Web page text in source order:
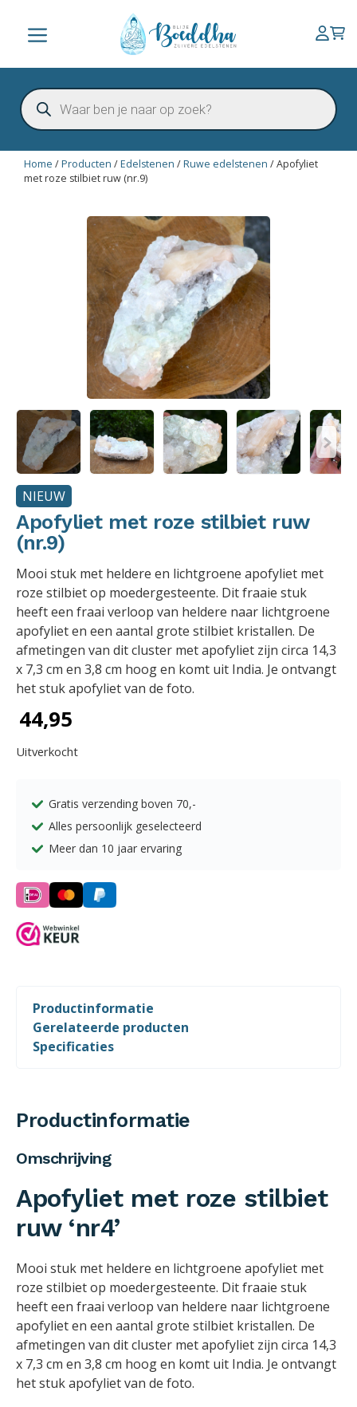
inhoud
Menu
Producten
zoeken
Home /Producten /Edelstenen /Ruwe edelstenen /Apofyliet
met roze stilbiet ruw (nr.9)
NIEUW
Apofyliet met roze stilbiet ruw
(nr.9)
Mooi stuk met heldere en lichtgroene apofyliet met
roze stilbiet op moedergesteente. Dit fraaie stuk
heeft een fraai verloop van heldere naar lichtgroene
apofyliet en een aantal grote stilbiet kristallen. De
afmetingen van dit cluster met apofyliet zijn circa 14,3
x 7,3 cm en 3,8 cm hoog en komt uit India. Je ontvangt
het stuk apofyliet van de foto.
44,95
Uitverkocht
Gratis verzending boven 70,-
Alles persoonlijk geselecteerd
Meer dan 10 jaar ervaring
Productinformatie
Gerelateerde producten
Specificaties
Productinformatie
Omschrijving
Apofyliet met roze stilbiet
ruw ‘nr4’
Mooi stuk met heldere en lichtgroene apofyliet met
roze stilbiet op moedergesteente. Dit fraaie stuk
heeft een fraai verloop van heldere naar lichtgroene
apofyliet en een aantal grote stilbiet kristallen. De
afmetingen van dit cluster met apofyliet zijn circa 14,3
x 7,3 cm en 3,8 cm hoog en komt uit India. Je ontvangt
het stuk apofyliet van de foto.